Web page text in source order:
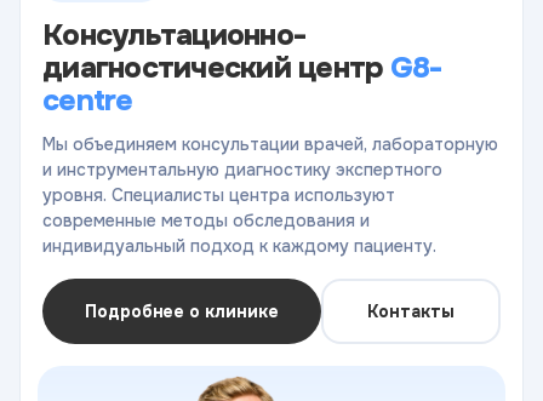
Консультационно-
диагностический центр G8-
centre
Мы объединяем консультации врачей, лабораторную
и инструментальную диагностику экспертного
уровня. Специалисты центра используют
современные методы обследования и
индивидуальный подход к каждому пациенту.
Подробнее о клинике Контакты